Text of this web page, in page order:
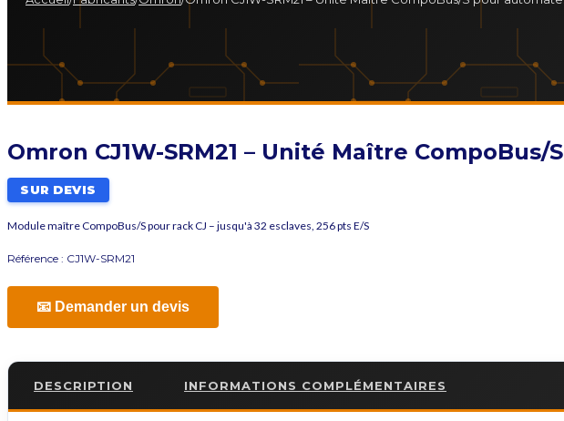
Omron CJ1W-SRM21 – Unité Maître
SUR DEVIS
Module maître CompoBus/S pour rack CJ – jusqu'à 32 esclaves, 256 pts E/S
Référence : CJ1W-SRM21
📧 Demander un devis
DESCRIPTION INFORMATIONS COMPLÉMENTAIRES